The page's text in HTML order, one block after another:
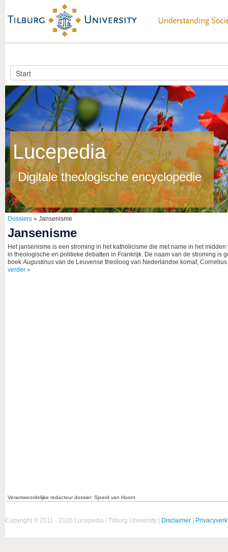
Lucepedia
Digitale theologische encyclopedie
Verantwoordelijke redacteur dossier: Sjoerd van Hoorn
Dossiers » Jansenisme
Jansenisme
Het jansenisme is een stroming in het katholicisme die met name in het
in theologische en politieke debatten in Frankrijk. De naam van de stroming is
boekAugustinus van de Leuvense theoloog van Nederlandse komaf,
verder »
Copyright © 2011 - 2026 Lucepedia / Tilburg University | Disclaimer